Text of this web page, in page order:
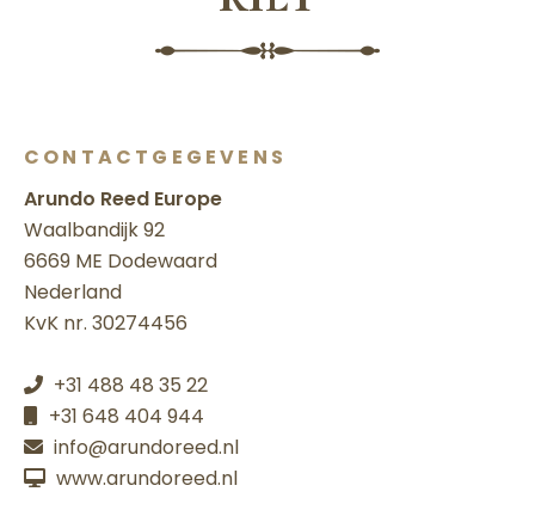
CONTACTGEGEVENS
Arundo Reed Europe
Waalbandijk 92
6669 ME Dodewaard
Nederland
KvK nr. 30274456
+31 488 48 35 22
+31 648 404 944
info@arundoreed.nl
www.arundoreed.nl